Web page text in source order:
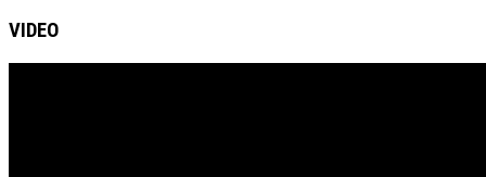
VIDEO